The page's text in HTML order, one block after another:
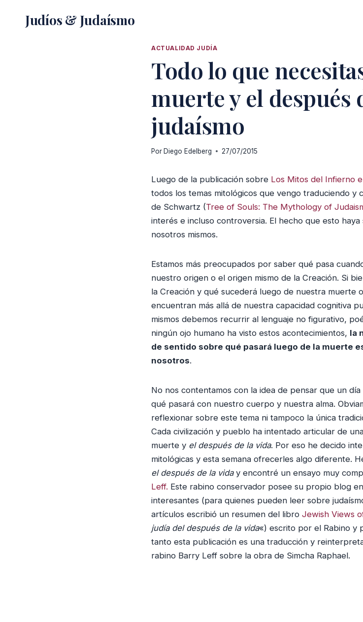
Judíos & Judaísmo
ACTUALIDAD JUDÍA
Todo lo que
muerte y el después
judaísmo
Por Diego Edelberg 27/07/2015
Luego de la publicación sobre Los Mitos del Infierno
todos los temas mitológicos que vengo traduciendo
de Schwartz (Tree of Souls: The Mythology of
interés e incluso controversia. El hecho que esto
nosotros mismos.
Estamos más preocupados por saber qué pasa
nuestro origen o el origen mismo de la Creación. Si
la Creación y qué sucederá luego de nuestra muerte
encuentran más allá de nuestra capacidad cognitiva
mismos debemos recurrir al lenguaje no figurativo,
ningún ojo humano ha visto estos acontecimientos, la
de sentido sobre qué pasará luego de la muerte
nosotros.
No nos contentamos con la idea de pensar que un
qué pasará con nuestro cuerpo y nuestra alma.
reflexionar sobre este tema ni tampoco la única
Cada civilización y pueblo ha intentado articular de
muerte y el después de la vida. Por eso he decido
mitológicas y esta semana ofrecerles algo diferente.
el después de la viday encontré un ensayo muy
Leff. Este rabino conservador posee su propio blog
interesantes (para quienes pueden leer sobre
artículos escribió un resumen del libro Jewish Views
judía del después de la vida«) escrito por el Rabino y
tanto esta publicación es una traducción y
rabino Barry Leff sobre la obra de Simcha Raphael.